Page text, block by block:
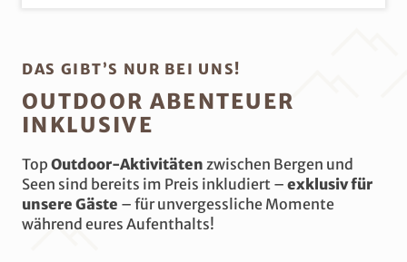
DAS GIBT’S NUR BEI UNS!
OUTDOOR ABENTEUER
INKLUSIVE
Top Outdoor-Aktivitäten zwischen Bergen und
Seen sind bereits im Preis inkludiert – exklusiv für
unsere Gäste – für unvergessliche Momente
während eures Aufenthalts!